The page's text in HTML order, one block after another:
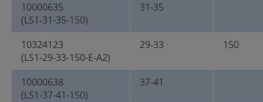
10000635
(LS1-31-35-150)
31-35
10324123
(LS1-29-33-150-E-A2)
29-33 150
10000638
(LS1-37-41-150)
37-41